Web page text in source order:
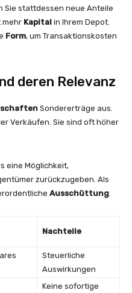
Sie stattdessen neue Anteile
mehr Kapital in Ihrem Depot.
Form, um Transaktionskosten
deren Relevanz
Sondererträge aus.
Verkäufen. Sie sind oft höher
eine Möglichkeit,
zurückzugeben. Als
Ausschüttung.
Nachteile
Steuerliche
Auswirkungen
Keine sofortige